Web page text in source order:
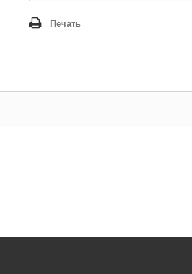
Печать